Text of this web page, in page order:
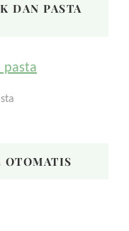
DAN PASTA